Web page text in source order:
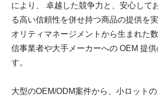
により、 卓越した競争力と、安心して
る高い信頼性を併せ持つ商品の提供を
オリティマネージメントから生まれた
信事業者や大手メーカーへの OEM 提供
す。
大型のOEM/ODM案件から、小ロットの